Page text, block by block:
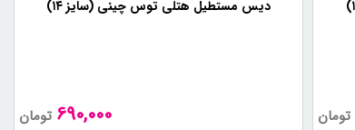
تومان
دیس مستطیل هتلی توس چینی (سایز ۱۴)
690,000 تومان